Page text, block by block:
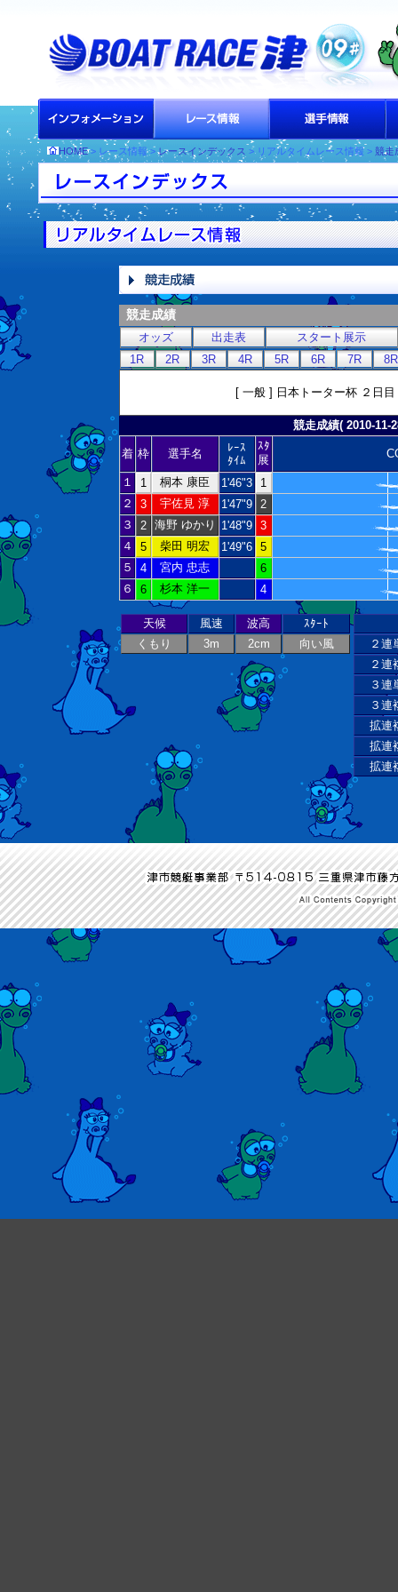
HOME> レース情報 >レースインデックス > リアルタイムレース情報 > 競走
競走成績
オッズ 出走表
スタート展示
1R
2R 3R 4R 5R 6R 7R 8R
[ 一般 ] 日本トーター杯 ２
競走成績( 2010-11-
着 枠 選手名
ﾚｰｽ
ﾀｲﾑ
ｽﾀ
展
１ 1 桐本 康臣 1'46"3
1
２
3 宇佐見 淳 1'47"9 2
３
2 海野 ゆかり 1'48"9 3
４
5 柴田 明宏 1'49"6 5
５
4 宮内 忠志
6
６
6 杉本 洋一 4
天候 風速 波高
ｽﾀｰﾄ
くもり
3m 2cm 向い風
２連
２連
３連
３連
拡連
拡連
拡連